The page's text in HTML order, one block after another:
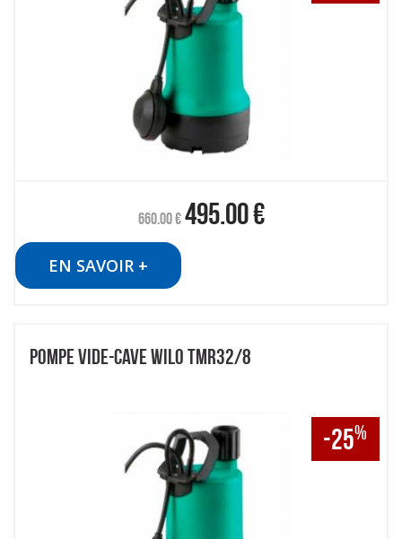
660.00€ 495.00€
EN SAVOIR +
POMPE VIDE-CAVE WILO TMR32/8
-25%